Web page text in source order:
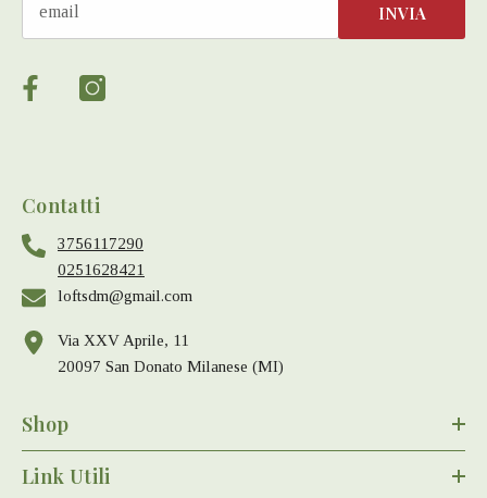
INVIA
Contatti
3756117290
0251628421
loftsdm@gmail.com
Via XXV Aprile, 11
20097 San Donato Milanese (MI)
Shop
Link Utili